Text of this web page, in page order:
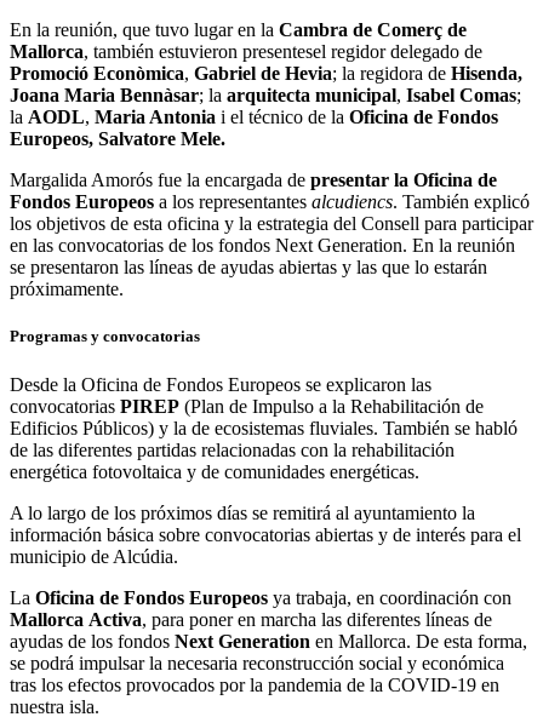
En la reunión, que tuvo lugar en la Cambra de Comerç de
Mallorca, también estuvieron presentesel regidor delegado de
Promoció Econòmica, Gabriel de Hevia; la regidora de Hisenda,
Joana Maria Bennàsar; la arquitecta municipal, Isabel Comas;
la AODL, Maria Antonia i el técnico de la Oficina de Fondos
Europeos, Salvatore Mele.
Margalida Amorós fue la encargada de presentar la Oficina de
Fondos Europeos a los representantes alcudiencs. También explicó
los objetivos de esta oficina y la estrategia del Consell para participar
en las convocatorias de los fondos Next Generation. En la reunión
se presentaron las líneas de ayudas abiertas y las que lo estarán
próximamente.
Programas y convocatorias
Desde la Oficina de Fondos Europeos se explicaron las
convocatorias PIREP (Plan de Impulso a la Rehabilitación de
Edificios Públicos) y la de ecosistemas fluviales. También se habló
de las diferentes partidas relacionadas con la rehabilitación
energética fotovoltaica y de comunidades energéticas.
A lo largo de los próximos días se remitirá al ayuntamiento la
información básica sobre convocatorias abiertas y de interés para el
municipio de Alcúdia.
La Oficina de Fondos Europeos ya trabaja, en coordinación con
Mallorca Activa, para poner en marcha las diferentes líneas de
ayudas de los fondos Next Generation en Mallorca. De esta forma,
se podrá impulsar la necesaria reconstrucción social y económica
tras los efectos provocados por la pandemia de la COVID-19 en
nuestra isla.